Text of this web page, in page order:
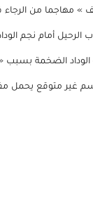
» مهاجما من الرجاء
أمام نجم
الضخمة
غير متوقع يحمل